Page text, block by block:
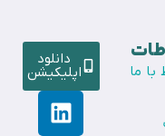
با ما
دانلود
اپلیکیشن